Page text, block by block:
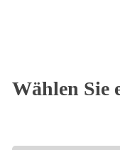
Wählen Sie